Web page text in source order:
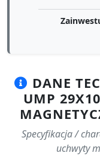
DANE
UMP
Specyfikacja /
uchwyty